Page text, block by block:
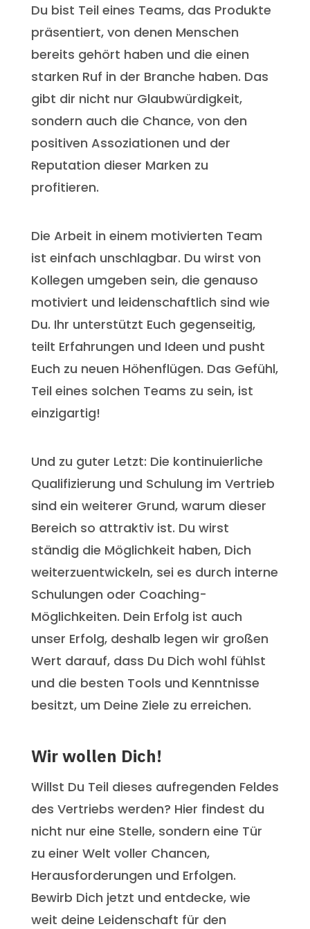
Du bist Teil eines Teams, das Produkte
präsentiert, von denen Menschen
bereits gehört haben und die einen
starken Ruf in der Branche haben. Das
gibt dir nicht nur Glaubwürdigkeit,
sondern auch die Chance, von den
positiven Assoziationen und der
Reputation dieser Marken zu
profitieren.
Die Arbeit in einem motivierten Team
ist einfach unschlagbar. Du wirst von
Kollegen umgeben sein, die genauso
motiviert und leidenschaftlich sind wie
Du. Ihr unterstützt Euch gegenseitig,
teilt Erfahrungen und Ideen und pusht
Euch zu neuen Höhenflügen. Das Gefühl,
Teil eines solchen Teams zu sein, ist
einzigartig!
Und zu guter Letzt: Die kontinuierliche
Qualifizierung und Schulung im Vertrieb
sind ein weiterer Grund, warum dieser
Bereich so attraktiv ist. Du wirst
ständig die Möglichkeit haben, Dich
weiterzuentwickeln, sei es durch interne
Schulungen oder Coaching-
Möglichkeiten. Dein Erfolg ist auch
unser Erfolg, deshalb legen wir großen
Wert darauf, dass Du Dich wohl fühlst
und die besten Tools und Kenntnisse
besitzt, um Deine Ziele zu erreichen.
Wir wollen Dich!
Willst Du Teil dieses aufregenden Feldes
des Vertriebs werden? Hier findest du
nicht nur eine Stelle, sondern eine Tür
zu einer Welt voller Chancen,
Herausforderungen und Erfolgen.
Bewirb Dich jetzt und entdecke, wie
weit deine Leidenschaft für den